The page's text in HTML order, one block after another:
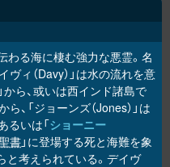
わる海に棲む強力な悪霊。名
ィ（Davy）」は水の流れを意
から、或いは西インド諸島で
、「ジョーンズ（Jones）」は
るいは「ショーニー
書」に登場する死と海難を象
と考えられている。デイヴ